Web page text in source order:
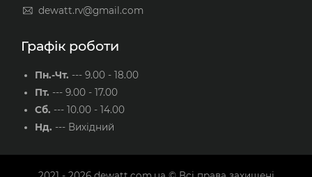
dewatt.rv@gmail.com
Графік роботи
Пн.-Чт. --- 9.00 - 18.00
Пт. --- 9.00 - 17.00
Сб. --- 10.00 - 14.00
Нд. --- Вихідний